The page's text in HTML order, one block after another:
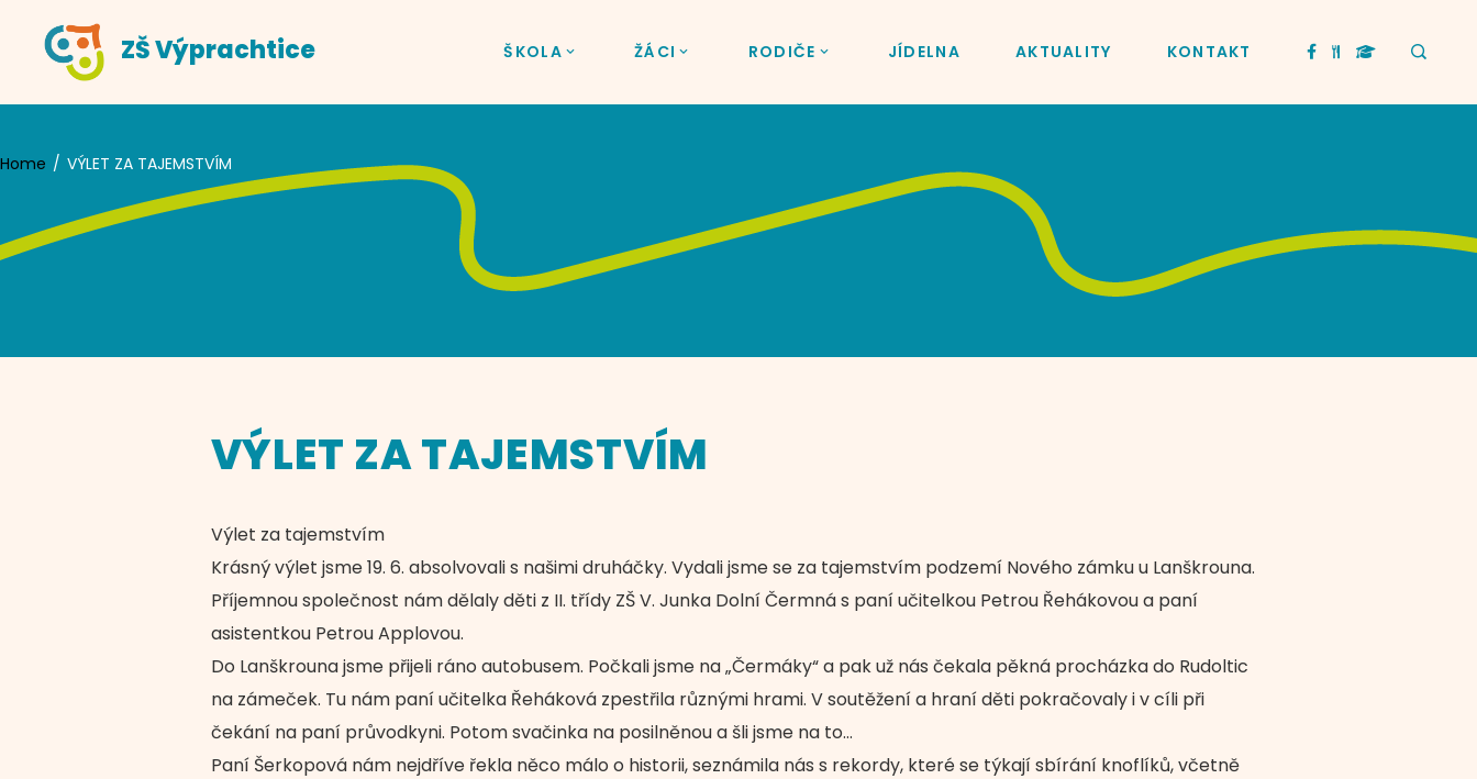
content
ZŠ Výprachtice ŠKOLA ŽÁCI RODIČE JÍDELNA AKTUALITY KONTAKT
Home VÝLET ZA TAJEMSTVÍM
VÝLET ZA TAJEMSTVÍM
Výlet za tajemstvím
Krásný výlet jsme 19. 6. absolvovali s našimi druháčky. Vydali jsme se za tajemstvím podzemí Nového zámku u Lanškrouna.
Příjemnou společnost nám dělaly děti z II. třídy ZŠ V. Junka Dolní Čermná s paní učitelkou Petrou Řehákovou a paní
asistentkou Petrou Applovou.
Do Lanškrouna jsme přijeli ráno autobusem. Počkali jsme na „Čermáky“ a pak už nás čekala pěkná procházka do Rudoltic
na zámeček. Tu nám paní učitelka Řeháková zpestřila různými hrami. V soutěžení a hraní děti pokračovaly i v cíli při
čekání na paní průvodkyni. Potom svačinka na posilněnou a šli jsme na to…
Paní Šerkopová nám nejdříve řekla něco málo o historii, seznámila nás s rekordy, které se týkají sbírání knoflíků, včetně